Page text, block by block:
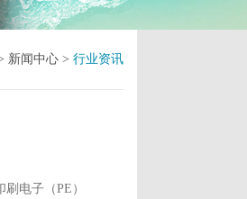
新闻中心 > 行业资讯
电子（PE）